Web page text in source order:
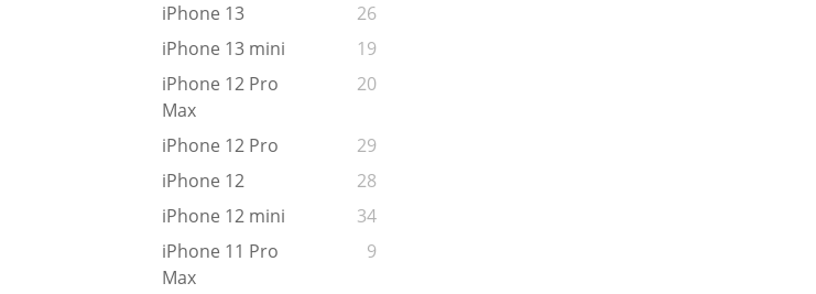
iPhone 13
26
iPhone 13 mini
19
iPhone 12 Pro
Max
20
iPhone 12 Pro
29
iPhone 12
28
iPhone 12 mini
34
iPhone 11 Pro
Max
9